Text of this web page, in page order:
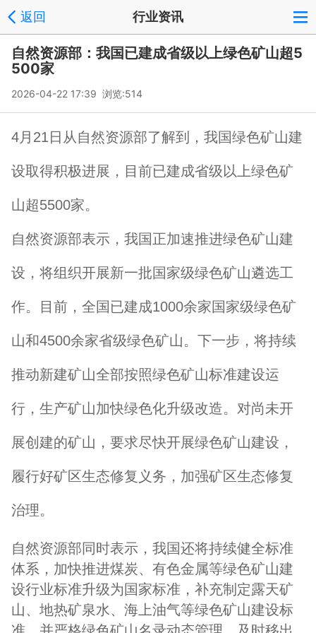
返回 行业资讯
自然资源部：我国已建成省级以上绿色矿山超5
500家
2026-04-22 17:39 浏览:514
4月21日从自然资源部了解到，我国绿色矿山建
设取得积极进展，目前已建成省级以上绿色矿
山超5500家。
自然资源部表示，我国正加速推进绿色矿山建
设，将组织开展新一批国家级绿色矿山遴选工
作。目前，全国已建成1000余家国家级绿色矿
山和4500余家省级绿色矿山。下一步，将持续
推动新建矿山全部按照绿色矿山标准建设运
行，生产矿山加快绿色化升级改造。对尚未开
展创建的矿山，要求尽快开展绿色矿山建设，
履行好矿区生态修复义务，加强矿区生态修复
治理。
自然资源部同时表示，我国还将持续健全标准
体系，加快推进煤炭、有色金属等绿色矿山建
设行业标准升级为国家标准，补充制定露天矿
山、地热矿泉水、海上油气等绿色矿山建设标